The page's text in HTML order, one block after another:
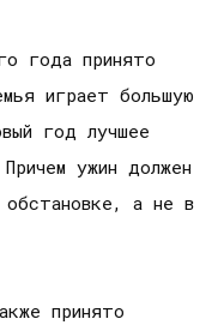
года принято
играет большую
год лучшее
ужин должен
обстановке, а не в
принято